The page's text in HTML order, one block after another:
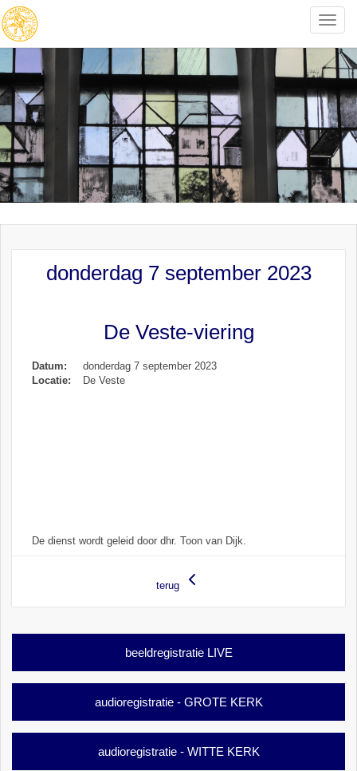
Toggle
donderdag 7 september 2023
De Veste-viering
Datum:
donderdag 7 september 2023
Locatie:
De Veste
De dienst wordt geleid door dhr. Toon van Dijk.
terug
beeldregistratie LIVE
audioregistratie - GROTE KERK
audioregistratie - WITTE KERK